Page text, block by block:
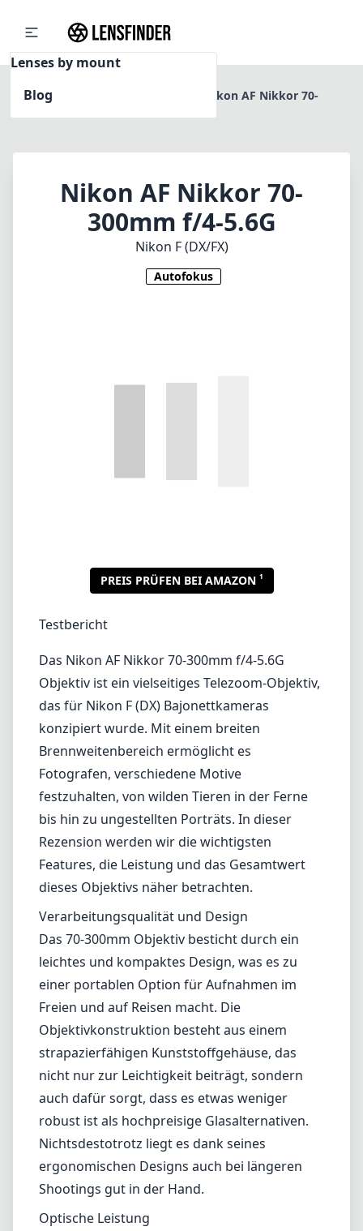
Lenses by mount
Blog
Home
Nikon AF Nikkor 70-
Nikon AF Nikkor 70-
300mm f/4-5.6G
Nikon F (DX/FX)
Autofokus
PREIS PRÜFEN BEI AMAZON 1
Testbericht
Das Nikon AF Nikkor 70-300mm f/4-5.6G
Objektiv ist ein vielseitiges Telezoom-Objektiv,
das für Nikon F (DX) Bajonettkameras
konzipiert wurde. Mit einem breiten
Brennweitenbereich ermöglicht es
Fotografen, verschiedene Motive
festzuhalten, von wilden Tieren in der Ferne
bis hin zu ungestellten Porträts. In dieser
Rezension werden wir die wichtigsten
Features, die Leistung und das Gesamtwert
dieses Objektivs näher betrachten.
Verarbeitungsqualität und Design
Das 70-300mm Objektiv besticht durch ein
leichtes und kompaktes Design, was es zu
einer portablen Option für Aufnahmen im
Freien und auf Reisen macht. Die
Objektivkonstruktion besteht aus einem
strapazierfähigen Kunststoffgehäuse, das
nicht nur zur Leichtigkeit beiträgt, sondern
auch dafür sorgt, dass es etwas weniger
robust ist als hochpreisige Glasalternativen.
Nichtsdestotrotz liegt es dank seines
ergonomischen Designs auch bei längeren
Shootings gut in der Hand.
Optische Leistung